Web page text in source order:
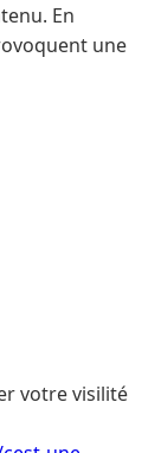
En
une
votre visilité